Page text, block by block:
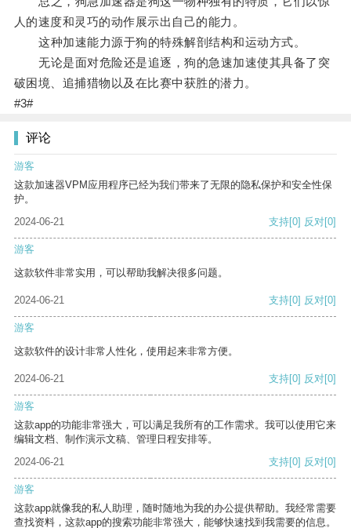
人的速度和灵巧的动作展示出自己的能力。
这种加速能力源于狗的特殊解剖结构和运动方式。
无论是面对危险还是追逐，狗的急速加速使其具备了突
破困境、追捕猎物以及在比赛中获胜的潜力。
#3#
评论
游客
这款加速器VPM应用程序已经为我们带来了无限的隐私保护和安全性保
护。
2024-06-21
支持[0] 反对[0]
游客
这款软件非常实用，可以帮助我解决很多问题。
2024-06-21 支持[0] 反对[0]
游客
这款软件的设计非常人性化，使用起来非常方便。
2024-06-21 支持[0] 反对[0]
游客
这款app的功能非常强大，可以满足我所有的工作需求。我可以使用它来
编辑文档、制作演示文稿、管理日程安排等。
2024-06-21
支持[0] 反对[0]
游客
这款app就像我的私人助理，随时随地为我的办公提供帮助。我经常需要
查找资料，这款app的搜索功能非常强大，能够快速找到我需要的信息。